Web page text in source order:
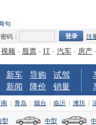
句
密码： 注
视频 - 股票 - IT - 汽车 - 房产 -
新车 导购
试驾
新闻
降价 销量
青岛 烟台 临沂 潍坊
型 中型